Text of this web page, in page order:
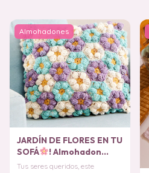
Almohadones
JARDÍN DE FLORES EN TU
SOFÁ
! Almohadon
Flores Puff en Crochet
Tus seres queridos, este